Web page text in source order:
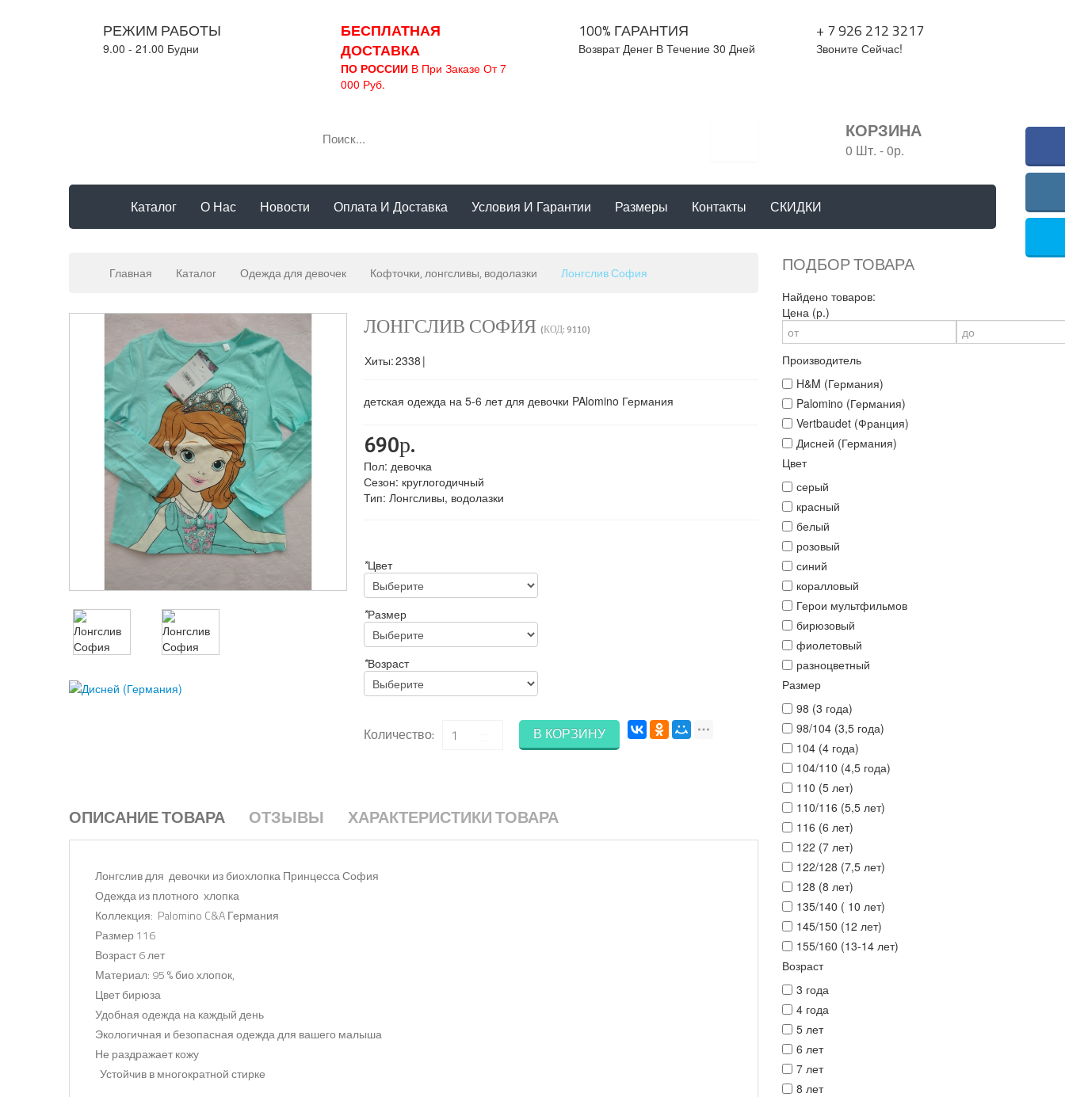
РЕЖИМ РАБОТЫ
9.00 - 21.00 Будни
БЕСПЛАТНАЯ
ДОСТАВКА
ПО РОССИИ В При Заказе От 7
000 Руб.
100% ГАРАНТИЯ
Возврат Денег В Течение 30 Дней
+ 7 926 212 3217
Звоните Сейчас!
КОРЗИНА
0 Шт. -0р.
Каталог О Нас Новости Оплата И Доставка Условия И Гарантии Размеры Контакты СКИДКИ
Главная Каталог Одежда для девочек Кофточки, лонгсливы, водолазки Лонгслив София
ЛОНГСЛИВ СОФИЯ (КОД:9110)
Хиты:2338 |
детская одежда на 5-6 лет для девочки PAlomino Германия
690р.
Пол: девочка
Сезон: круглогодичный
Тип: Лонгсливы, водолазки
*Цвет
*Размер
*Возраст
Количество: В КОРЗИНУ
ОПИСАНИЕ ТОВАРА ОТЗЫВЫ ХАРАКТЕРИСТИКИ ТОВАРА
Лонгслив для девочки из биохлопка Принцесса София
Одежда из плотного хлопка
Коллекция: Palomino C&A Германия
Размер 116
Возраст 6 лет
Материал: 95 % био хлопок,
Цвет бирюза
Удобная одежда на каждый день
Экологичная и безопасная одежда для вашего малыша
Не раздражает кожу
Устойчив в многократной стирке
ПОДБОР ТОВАРА
Найдено товаров:
Цена (р.)
Производитель
H&M (Германия)
Palomino (Германия)
Vertbaudet (Франция)
Дисней (Германия)
Цвет
серый
красный
белый
розовый
синий
коралловый
Герои мультфильмов
бирюзовый
фиолетовый
разноцветный
Размер
98 (3 года)
98/104 (3,5 года)
104 (4 года)
104/110 (4,5 года)
110 (5 лет)
110/116 (5,5 лет)
116 (6 лет)
122 (7 лет)
122/128 (7,5 лет)
128 (8 лет)
135/140 ( 10 лет)
145/150 (12 лет)
155/160 (13-14 лет)
Возраст
3 года
4 года
5 лет
6 лет
7 лет
8 лет